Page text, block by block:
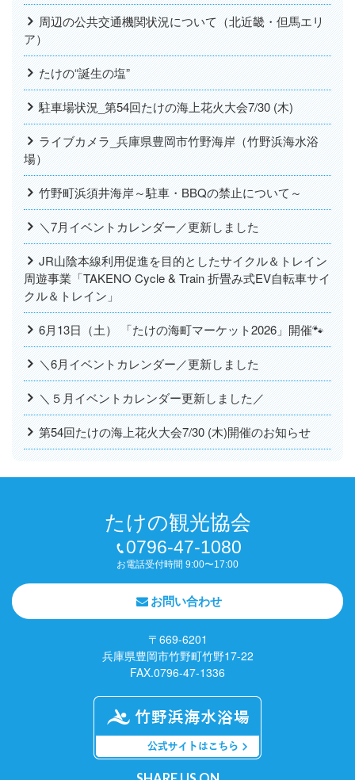
周辺の公共交通機関状況について（北近畿・但馬エリ
ア）
たけの“誕生の塩”
駐車場状況_第54回たけの海上花火大会7/30 (木)
ライブカメラ_兵庫県豊岡市竹野海岸（竹野浜海水浴
場）
竹野町浜須井海岸～駐車・BBQの禁止について～
＼7月イベントカレンダー／更新しました
JR山陰本線利用促進を目的としたサイクル＆トレイン
周遊事業「TAKENO Cycle & Train 折畳み式EV自転車サイ
クル＆トレイン」
6月13日（土） 「たけの海町マーケット2026」開催🐾
＼6月イベントカレンダー／更新しました
＼５月イベントカレンダー更新しました／
第54回たけの海上花火大会7/30 (木)開催のお知らせ
たけの観光協会
0796-47-1080
お電話受付時間 9:00〜17:00
お問い合わせ
〒669-6201
兵庫県豊岡市竹野町竹野17-22
FAX.0796-47-1336